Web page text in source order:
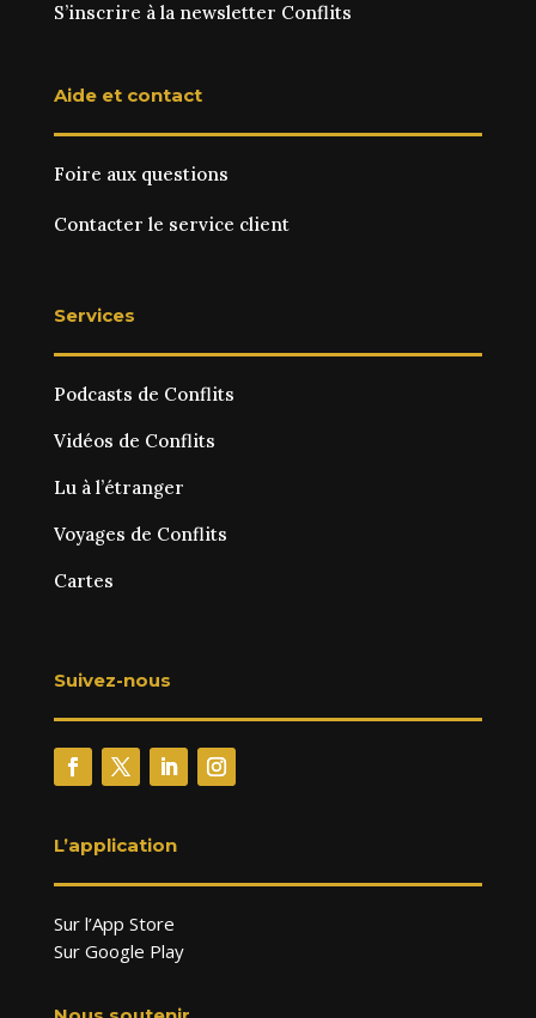
S’inscrire à la newsletter Conflits
Aide et contact
Foire aux questions
Contacter le service client
Services
Podcasts de Conflits
Vidéos de Conflits
Lu à l’étranger
Voyages de Conflits
Cartes
Suivez-nous
L’application
Sur l’App Store
Sur Google Play